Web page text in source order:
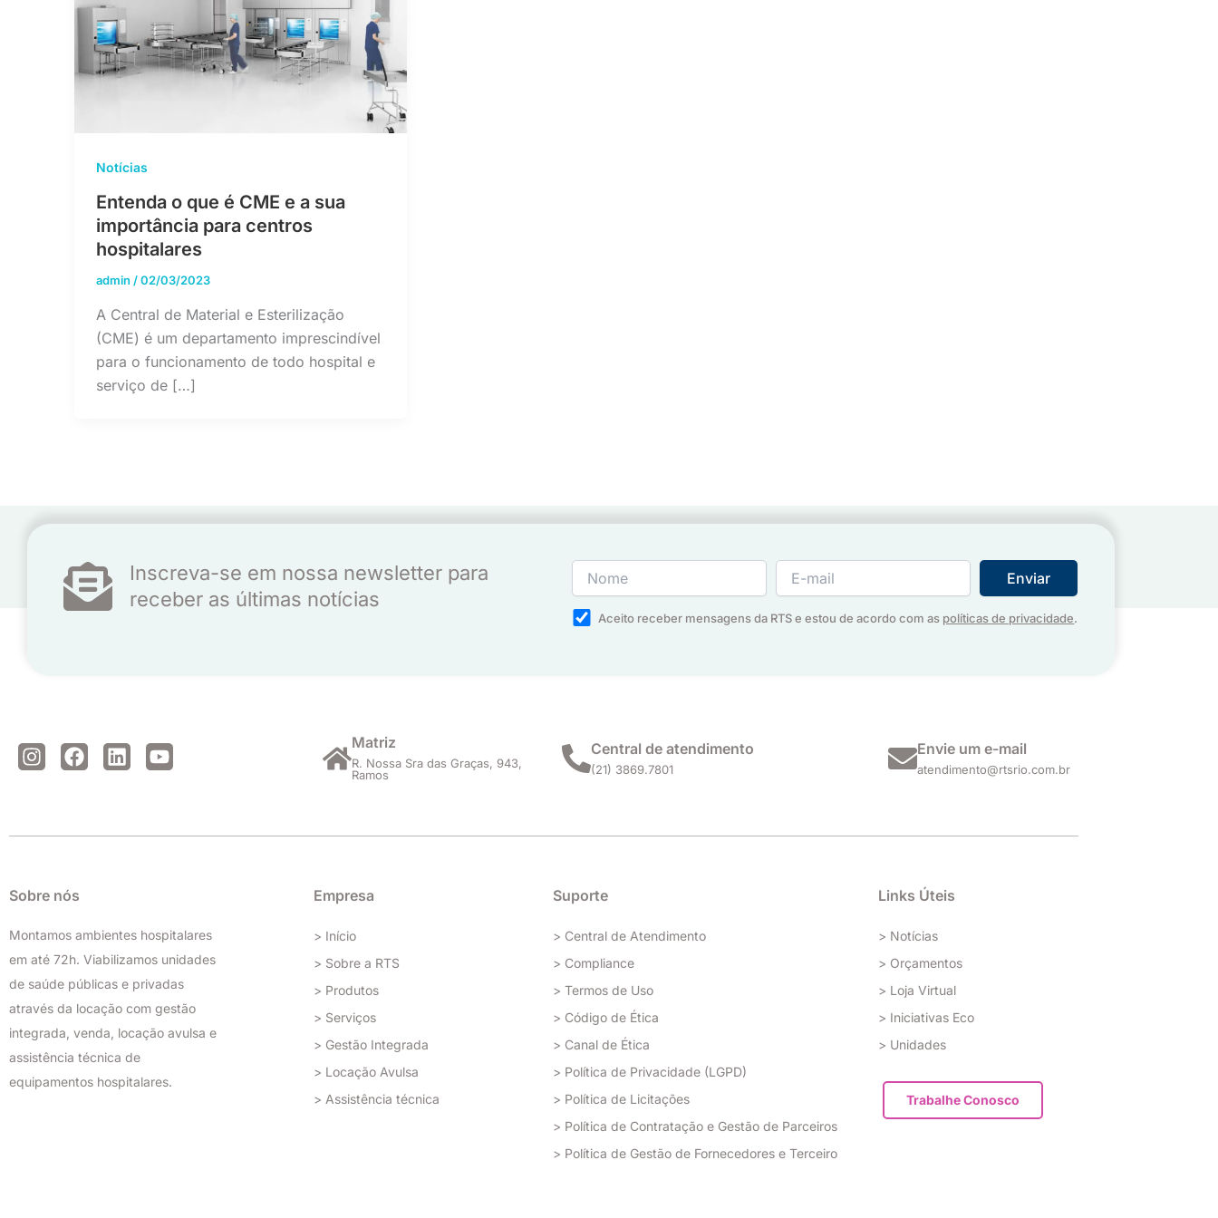
Notícias
Entenda o que é CME e a sua
importância para centros
hospitalares
admin /02/03/2023
A Central de Material e Esterilização
(CME) é um departamento imprescindível
para o funcionamento de todo hospital e
serviço de […]
Inscreva-se em nossa newsletter para
receber as últimas notícias
Aceito receber mensagens da RTS e estou de acordo com as políticas de privacidade.
I
n
a
a
F
a
b
k
L
i
e
Y
o
u
Matriz
R. Nossa Sra das Graças, 943,
Ramos
Central de atendimento
(21) 3869.7801
Envie um e-mail
atendimento@rtsrio.com.br
Sobre nós
Montamos ambientes hospitalares
em até 72h. Viabilizamos unidades
de saúde públicas e privadas
através da locação com gestão
integrada, venda, locação avulsa e
assistência técnica de
equipamentos hospitalares.
Empresa
> Início
> Sobre a RTS
> Produtos
> Serviços
> Gestão Integrada
> Locação Avulsa
> Assistência técnica
Suporte
> Central de Atendimento
> Compliance
> Termos de Uso
> Código de Ética
> Canal de Ética
> Política de Privacidade (LGPD)
> Política de Licitações
> Política de Contratação e Gestão de Parceiros
> Política de Gestão de Fornecedores e Terceiro
Links Úteis
> Notícias
> Orçamentos
> Loja Virtual
> Iniciativas Eco
> Unidades
Trabalhe Conosco